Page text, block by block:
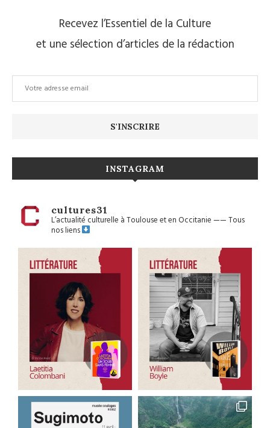
Recevez l’Essentiel de la Culture
et une sélection d’articles de la rédaction
INSTAGRAM
cultures31
L’actualité culturelle à Toulouse et en Occitanie——Tous
nos liens